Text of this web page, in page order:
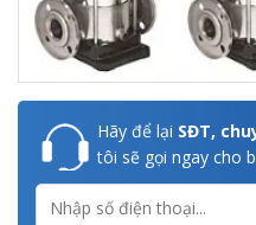
Hãy để lại SĐT,
tôi sẽ gọi ngay cho